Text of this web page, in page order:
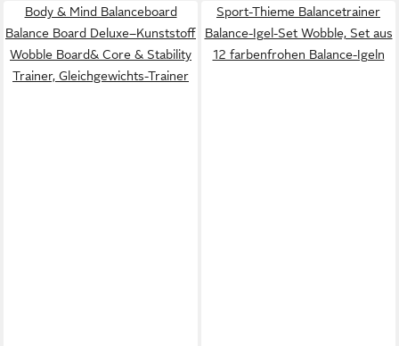
Body & Mind Balanceboard
Balance Board Deluxe–Kunststoff
Wobble Board& Core & Stability
Trainer, Gleichgewichts-Trainer
Sport-Thieme Balancetrainer
Balance-Igel-Set Wobble, Set aus
12 farbenfrohen Balance-Igeln